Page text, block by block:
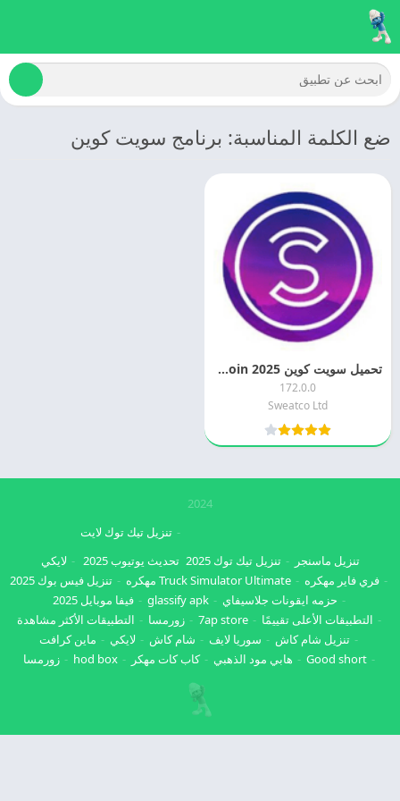
ضع الكلمة المناسبة: برنامج سويت كوين
تحميل سويت كوين 2025 Sweatcoin اخر تحديث مجانا
172.0.0
Sweatco Ltd
2024
تنزيل ماسنجر تنزيل تيك توك 2025
تنزيل تيك توك لايت
تحديث يوتيوب 2025
لايكي
فري فاير مهكره
Truck Simulator Ultimate مهكره
تنزيل فيس بوك 2025
حزمه ايقونات جلاسيفاي
glassify apk
فيفا موبايل 2025
التطبيقات الأعلى تقييمًا
7ap store زورمسا
التطبيقات الأكثر مشاهدة
تنزيل شام كاش
سوريا لايف شام كاش لايكي
ماين كرافت
Good short
هابي مود الذهبي كاب كات مهكر hod box زورمسا